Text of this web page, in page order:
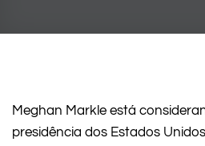
Meghan Markle está
presidência dos Estados